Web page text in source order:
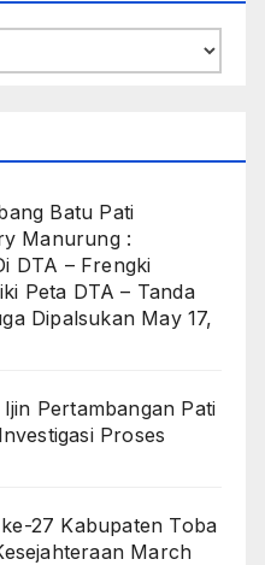
Batu Pati
Manurung :
DTA – Frengki
Peta DTA – Tanda
Dipalsukan May 17,
Pertambangan Pati
Proses
27 Kabupaten Toba
March